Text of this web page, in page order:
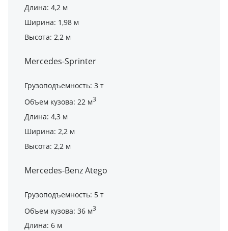
Длина: 4,2 м
Ширина: 1,98 м
Высота: 2,2 м
Mercedes-Sprinter
Грузоподъемность: 3 т
Объем кузова: 22 м3
Длина: 4,3 м
Ширина: 2,2 м
Высота: 2,2 м
Mercedes-Benz Atego
Грузоподъемность: 5 т
Объем кузова: 36 м3
Длина: 6 м